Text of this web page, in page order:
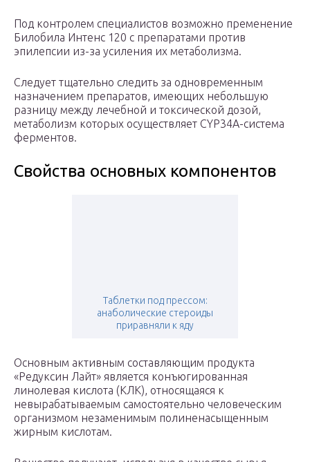
Под контролем специалистов возможно пременение
Билобила Интенс 120 с препаратами против
эпилепсии из-за усиления их метаболизма.
Следует тщательно следить за одновременным
назначением препаратов, имеющих небольшую
разницу между лечебной и токсической дозой,
метаболизм которых осуществляет CYP34А-система
ферментов.
Свойства основных компонентов
Таблетки под прессом:
анаболические стероиды
приравняли к яду
Основным активным составляющим продукта
«Редуксин Лайт» является конъюгированная
линолевая кислота (КЛК), относящаяся к
невырабатываемым самостоятельно человеческим
организмом незаменимым полиненасыщенным
жирным кислотам.